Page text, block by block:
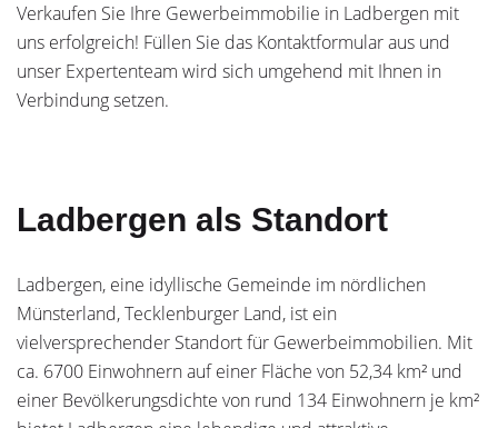
Verkaufen Sie Ihre Gewerbeimmobilie in Ladbergen mit
uns erfolgreich! Füllen Sie das Kontaktformular aus und
unser Expertenteam wird sich umgehend mit Ihnen in
Verbindung setzen.
Ladbergen als Standort
Ladbergen, eine idyllische Gemeinde im nördlichen
Münsterland, Tecklenburger Land, ist ein
vielversprechender Standort für Gewerbeimmobilien. Mit
ca. 6700 Einwohnern auf einer Fläche von 52,34 km² und
einer Bevölkerungsdichte von rund 134 Einwohnern je km²